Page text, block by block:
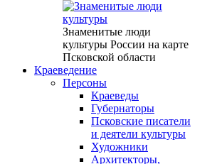
Знаменитые люди
культуры России на карте
Псковской области
Краеведение
Персоны
Краеведы
Губернаторы
Псковские писатели
и деятели культуры
Художники
Архитекторы,